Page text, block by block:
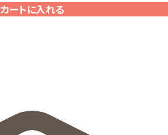
カートに入れる